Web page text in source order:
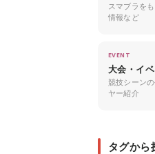
スマブラを
情報など
EVENT
大会・イ
競技シーン
ヤー紹介
タグから